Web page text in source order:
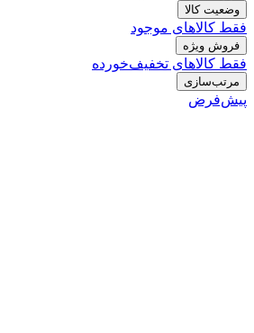
وضعیت کالا
فقط کالاهای موجود
فروش ویژه
فقط کالاهای تخفیف‌خورده
مرتب‌سازی
پیش‌فرض